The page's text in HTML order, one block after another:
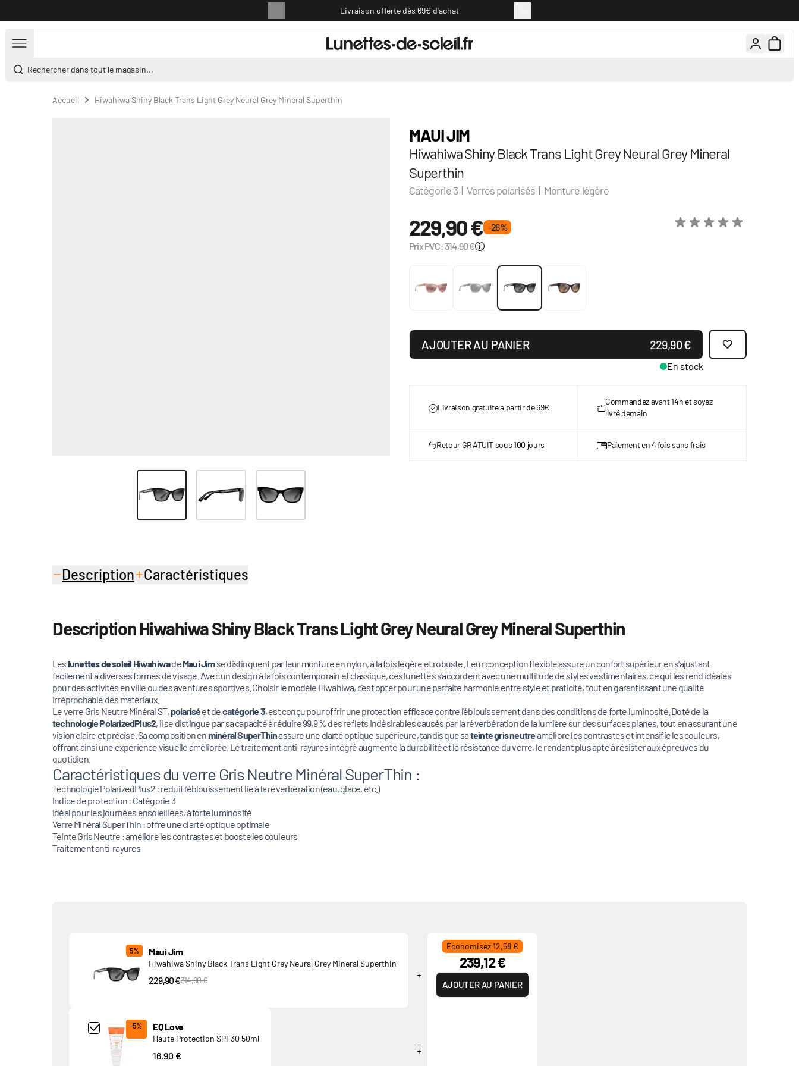
Livraison offerte dès 69€ d'achat
Rechercher dans tout le magasin...
Accueil Hiwahiwa Shiny Black Trans Light Grey Neural Grey Mineral Superthin
MAUI JIM
Hiwahiwa Shiny Black Trans Light Grey Neural Grey Mineral
Superthin
Catégorie 3 | Verres polarisés | Monture légère
229,90 € - 26 %
Prix PVC:314,90 €
AJOUTER AU PANIER 229,90 €
En stock
Livraison gratuite à partir de 69€
Commandez avant 14h et soyez
livré demain
Retour GRATUIT sous 100 jours Paiement en 4 fois sans frais
Description Caractéristiques
Description Hiwahiwa Shiny Black Trans Light Grey Neural Grey Mineral Superthin
Leslunettes de soleil HiwahiwadeMaui Jimse distinguent par leur monture en nylon, à la fois légère et robuste. Leur conception flexible assure un confort supérieur en s'ajustant
facilement à diverses formes de visage. Avec un design à la fois contemporain et classique, ces lunettes s'accordent avec une multitude de styles vestimentaires, ce qui les rend idéales
pour des activités en ville ou des aventures sportives. Choisir le modèle Hiwahiwa, c'est opter pour une parfaite harmonie entre style et praticité, tout en garantissant une qualité
irréprochable des matériaux.
Le verre Gris Neutre Minéral ST, polariséet decatégorie 3, est conçu pour offrir une protection efficace contre l'éblouissement dans des conditions de forte luminosité. Doté de la
technologie PolarizedPlus2, il se distingue par sa capacité à réduire 99,9 % des reflets indésirables causés par la réverbération de la lumière sur des surfaces planes, tout en assurant une
vision claire et précise. Sa composition enminéral SuperThinassure une clarté optique supérieure, tandis que sateinte gris neutreaméliore les contrastes et intensifie les couleurs,
offrant ainsi une expérience visuelle améliorée. Le traitement anti-rayures intégré augmente la durabilité et la résistance du verre, le rendant plus apte à résister aux épreuves du
quotidien.
Caractéristiques du verre Gris Neutre Minéral SuperThin :
Technologie PolarizedPlus2 : réduit l'éblouissement lié à la réverbération (eau, glace, etc.)
Indice de protection : Catégorie 3
Idéal pour les journées ensoleillées, à forte luminosité
Verre Minéral SuperThin : offre une clarté optique optimale
Teinte Gris Neutre : améliore les contrastes et booste les couleurs
Traitement anti-rayures
5% Maui Jim
Hiwahiwa Shiny Black Trans Light Grey Neural Grey Mineral Superthin
229,90 €PVC Price
314,90 €
Add Product MjQ4MTk= undefined
-5% EQ Love
Haute Protection SPF30 50ml
16,90 €
Économisez 12,58 €
239,12 €
AJOUTER AU PANIER